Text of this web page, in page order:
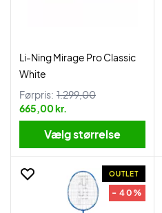
Li-Ning Mirage Pro Classic
White
Førpris: 1.299,00
665,00 kr.
Vælg størrelse
OUTLET
- 40%